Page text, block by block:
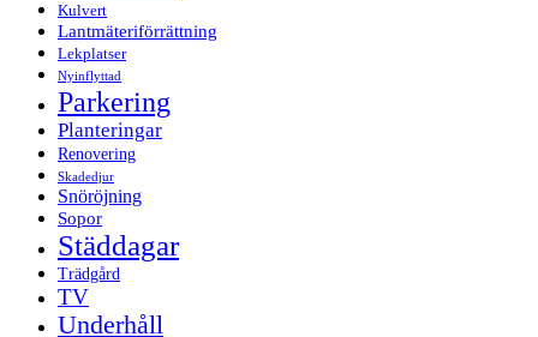
Kulvert
Lantmäteriförrättning
Lekplatser
Nyinflyttad
Parkering
Planteringar
Renovering
Skadedjur
Snöröjning
Sopor
Städdagar
Trädgård
TV
Underhåll